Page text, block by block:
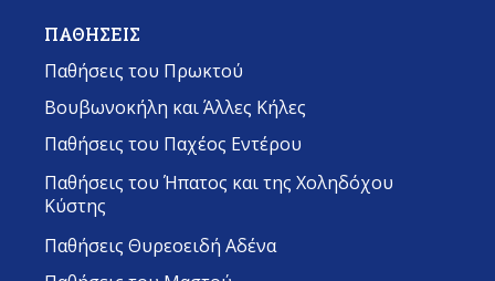
ΠΑΘΗΣΕΙΣ
Παθήσεις του Πρωκτού
Βουβωνοκήλη και Άλλες Κήλες
Παθήσεις του Παχέος Εντέρου
Παθήσεις του Ήπατος και της Χοληδόχου
Κύστης
Παθήσεις Θυρεοειδή Αδένα